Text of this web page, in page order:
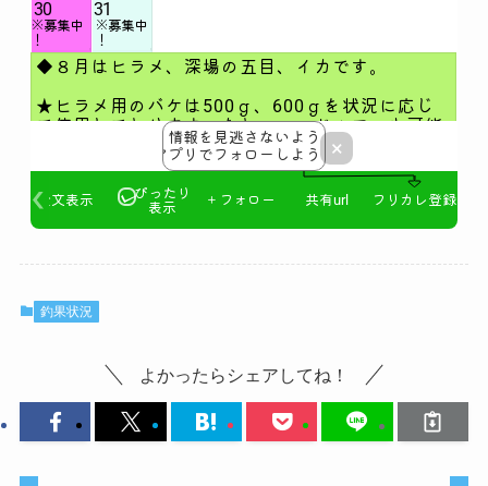
釣果状況
よかったらシェアしてね！